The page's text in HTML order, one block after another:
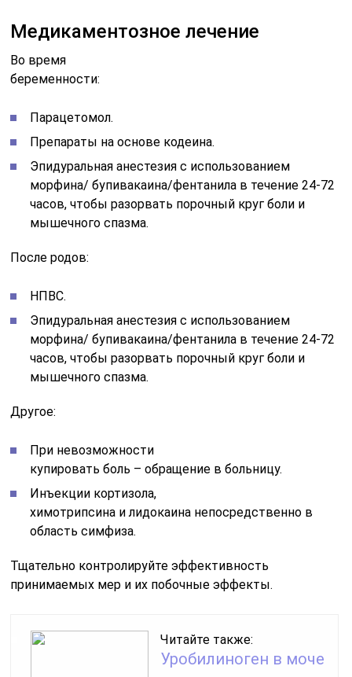
Медикаментозное лечение
Во время
беременности:
Парацетомол.
Препараты на основе кодеина.
Эпидуральная анестезия с использованием
морфина/ бупивакаина/фентанила в течение 24-72
часов, чтобы разорвать порочный круг боли и
мышечного спазма.
После родов:
НПВС.
Эпидуральная анестезия с использованием
морфина/ бупивакаина/фентанила в течение 24-72
часов, чтобы разорвать порочный круг боли и
мышечного спазма.
Другое:
При невозможности
купировать боль – обращение в больницу.
Инъекции кортизола,
химотрипсина и лидокаина непосредственно в
область симфиза.
Тщательно контролируйте эффективность
принимаемых мер и их побочные эффекты.
Читайте также:
Уробилиноген в моче